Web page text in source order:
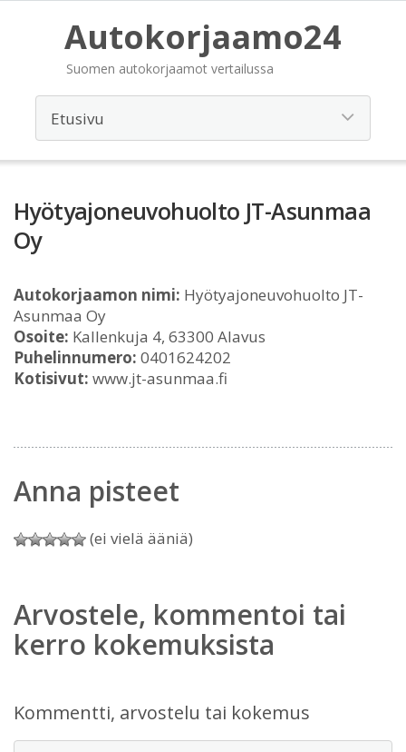
Autokorjaamo24
Suomen autokorjaamot vertailussa
Hyötyajoneuvohuolto JT-Asunmaa
Oy
Autokorjaamon nimi: Hyötyajoneuvohuolto JT-
Asunmaa Oy
Osoite: Kallenkuja 4, 63300 Alavus
Puhelinnumero: 0401624202
Kotisivut: www.jt-asunmaa.fi
Anna pisteet
(ei vielä ääniä)
Arvostele, kommentoi tai
kerro kokemuksista
Kommentti, arvostelu tai kokemus